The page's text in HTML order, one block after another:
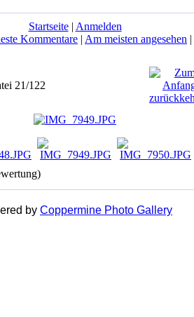
Startseite| Anmelden
Kommentare | Am meisten angesehen |
21/122
by Coppermine Photo Gallery